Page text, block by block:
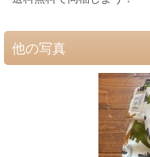
他の写真